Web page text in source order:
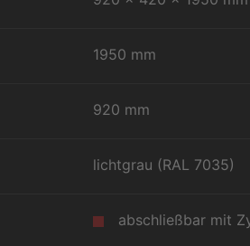
1950 mm
920 mm
lichtgrau (RAL 7035)
abschließbar mit